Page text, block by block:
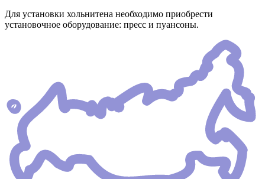
Для установки хольнитена необходимо приобрести
установочное оборудование: пресс и пуансоны.